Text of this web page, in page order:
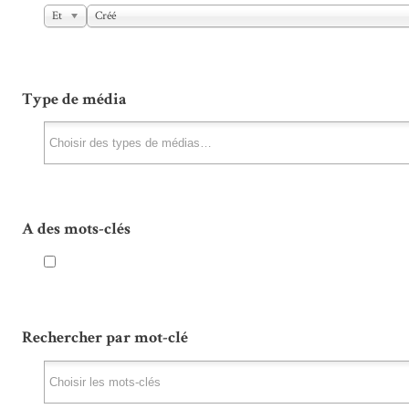
Et Créé
Type de média
A des mots-clés
Rechercher par mot-clé